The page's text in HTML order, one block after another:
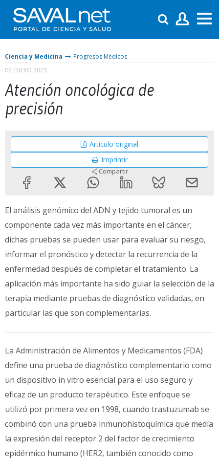
Ciencia y Medicina
Progresos Médicos
02 ENERO 2023
Atención oncológica de
precisión
Artículo original
Imprimir
Compartir
El análisis genómico del ADN y tejido tumoral es un
componente cada vez más importante en el cáncer;
dichas pruebas se pueden usar para evaluar su riesgo,
informar el pronóstico y detectar la recurrencia de la
enfermedad después de completar el tratamiento. La
aplicación más importante ha sido guiar la selección de la
terapia mediante pruebas de diagnóstico validadas, en
particular las que son complementarias.
La Administración de Alimentos y Medicamentos (FDA)
define una prueba de diagnóstico complementario como
un dispositivo in vitro esencial para el uso seguro y
eficaz de un producto terapéutico. Este enfoque se
utilizó por primera vez en 1998, cuando trastuzumab se
combinó con una prueba inmunohistoquímica que medía
la expresión del receptor 2 del factor de crecimiento
epidérmico humano (HER2, también conocido como